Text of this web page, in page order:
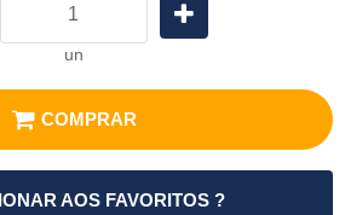
un
COMPRAR
AOS FAVORITOS ?